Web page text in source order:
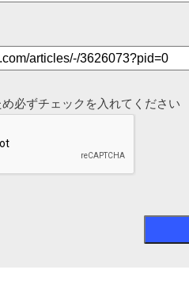
必ずチェックを入れてください